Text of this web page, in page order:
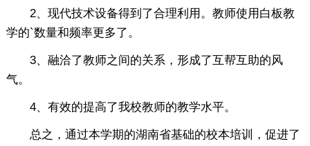
2、现代技术设备得到了合理利用。教师使用白板教
学的`数量和频率更多了。
3、融洽了教师之间的关系，形成了互帮互助的风
气。
4、有效的提高了我校教师的教学水平。
总之，通过本学期的湖南省基础的校本培训，促进了